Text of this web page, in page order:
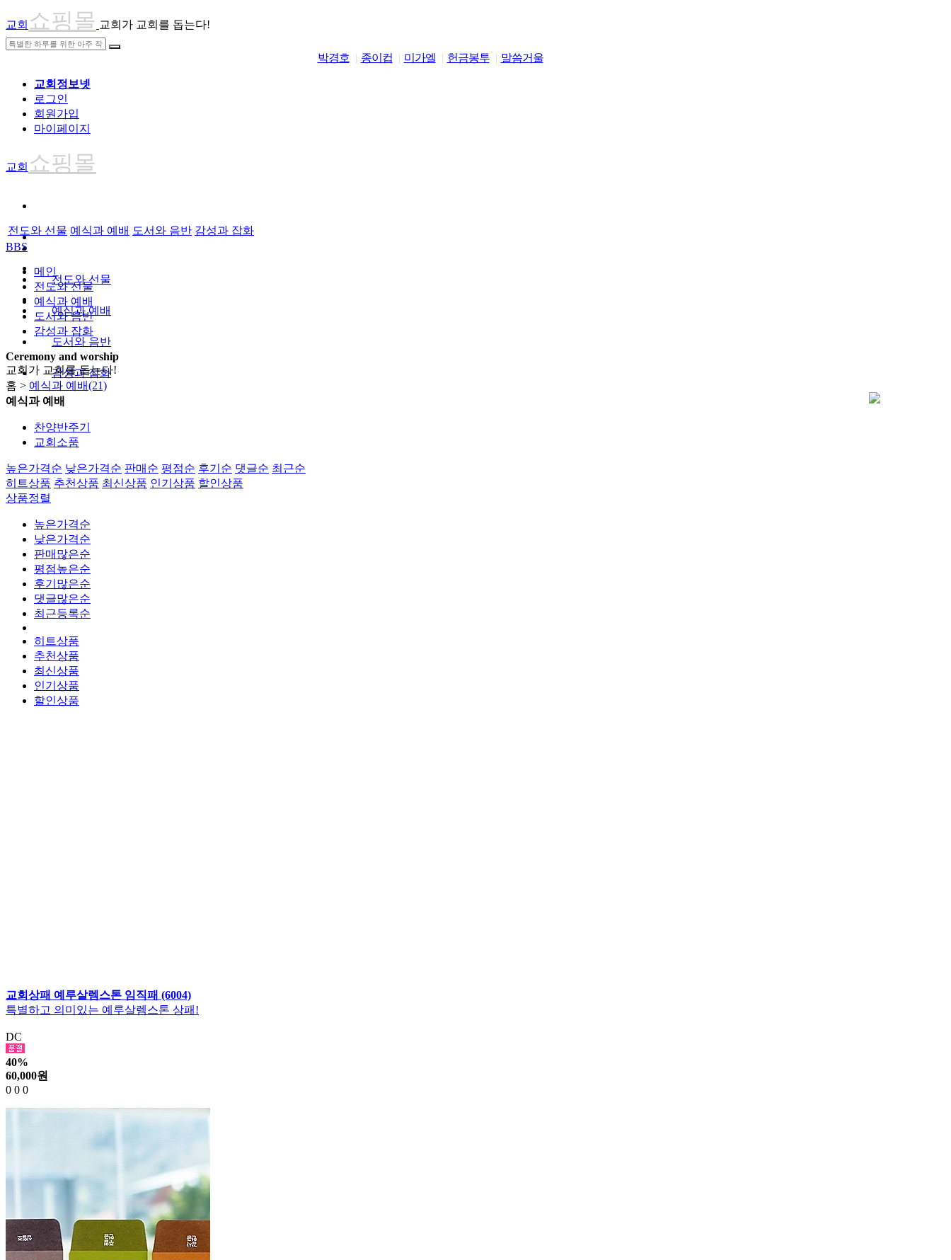
교회 쇼핑몰 교회가 교회를 돕는다!
박경호 종이컵 미가엘 헌금봉투 말씀거울
교회정보넷
로그인
회원가입
마이페이지
교회 쇼핑몰
전도와 선물
예식과 예배
도서와 음반
감성과 잡화
전도와 선물 예식과 예배 도서와 음반 감성과 잡화
BBS
메인
전도와 선물
예식과 예배
도서와 음반
감성과 잡화
Ceremony and worship
교회가 교회를 돕는다!
홈 > 예식과 예배(21)
예식과 예배
찬양반주기
교회소품
높은가격순 낮은가격순 판매순 평점순 후기순 댓글순 최근순
히트상품 추천상품 최신상품 인기상품 할인상품
상품정렬
높은가격순
낮은가격순
판매많은순
평점높은순
후기많은순
댓글많은순
최근등록순
히트상품
추천상품
최신상품
인기상품
할인상품
교회상패 예루살렘스톤 임직패 (6004)
특별하고 의미있는 예루살렘스톤 상패!
DC
40%
60,000원
0 0 0